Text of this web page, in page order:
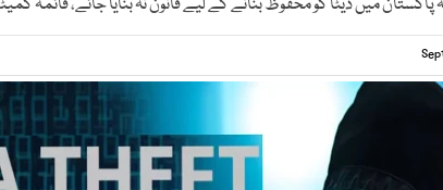
پاکستان میں ڈیٹا کو محفوظ بنانے کے لیے قانون نہ بنایا جائے، قائمہ